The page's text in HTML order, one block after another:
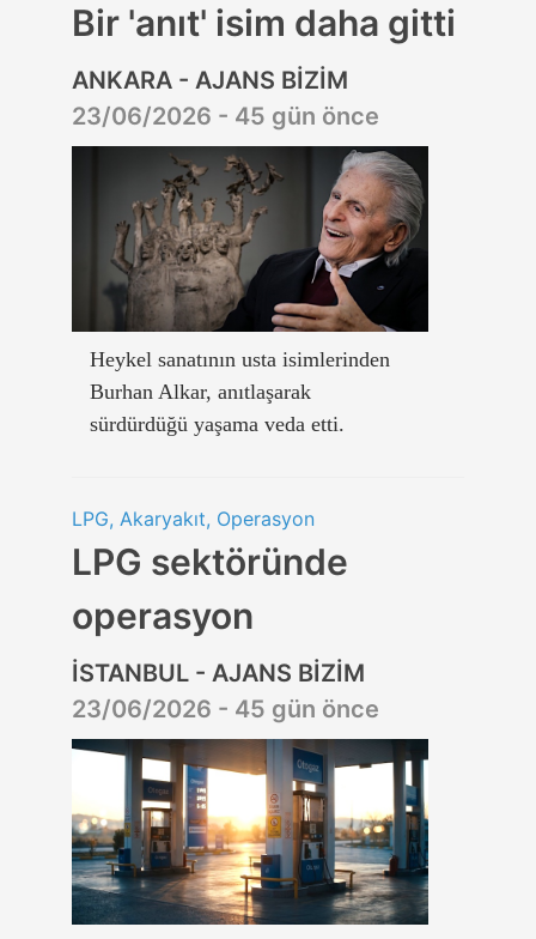
Bir 'anıt' isim daha gitti
ANKARA - AJANS BİZİM
23/06/2026 - 45 gün önce
Heykel sanatının usta isimlerinden
Burhan Alkar, anıtlaşarak
sürdürdüğü yaşama veda etti.
LPG, Akaryakıt, Operasyon
LPG sektöründe
operasyon
İSTANBUL - AJANS BİZİM
23/06/2026 - 45 gün önce